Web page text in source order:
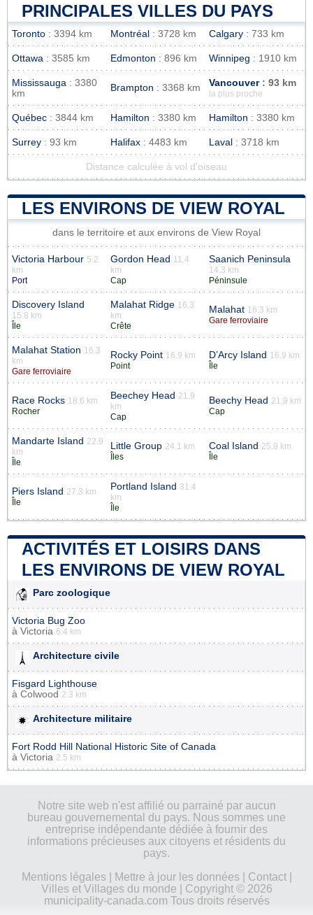
PRINCIPALES VILLES DU PAYS
Toronto : 3394 km Montréal : 3728 km Calgary : 733 km
Ottawa : 3585 km Edmonton : 896 km Winnipeg : 1910 km
Mississauga : 3380
km
Brampton : 3368 km Vancouver: 93 km
la plus proche
Québec : 3844 km Hamilton : 3380 km Hamilton : 3380 km
Surrey : 93 km Halifax : 4483 km Laval : 3718 km
Distance calculée à vol d'oiseau
LES ENVIRONS DE VIEW ROYAL
dans le territoire et aux environs de View Royal
Victoria Harbour 5.2
km
Port
Gordon Head 11.4
km
Cap
Saanich Peninsula
14.3 km
Péninsule
Discovery Island
15.8 km
Île
Malahat Ridge 16.3
km
Crête
Malahat 16.3 km
Gare ferroviaire
Malahat Station 16.3
km
Gare ferroviaire
Rocky Point 16.9 km
Point
D’Arcy Island 16.9 km
Île
Race Rocks 18.6 km
Rocher
Beechey Head 21.9
km
Cap
Beechy Head 21.9 km
Cap
Mandarte Island 22.9
km
Île
Little Group 24.1 km
Îles
Coal Island 25.9 km
Île
Piers Island 27.3 km
Île
Portland Island 31.4
km
Île
ACTIVITÉS ET LOISIRS DANS
LES ENVIRONS DE VIEW ROYAL
Parc zoologique
Victoria Bug Zoo
à Victoria 6.4 km
Architecture civile
Fisgard Lighthouse
à Colwood 2.3 km
Architecture militaire
Fort Rodd Hill National Historic Site of Canada
à Victoria 2.5 km
Notre site web n'est affilié ou parrainé par aucun
bureau gouvernemental du pays. Nous sommes une
entreprise indépendante dédiée à fournir des
informations précieuses aux citoyens et résidents du
pays.
Mentions légales| Mettre à jour les données| Contact|
Villes et Villages du monde | Copyright © 2026
municipality-canada.com Tous droits réservés